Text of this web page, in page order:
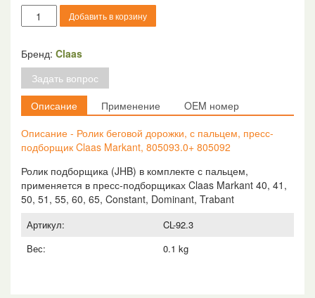
Количество
товара
беговой
дорожки,
пальцем,
пресс-
Claas
Markant,
805093.0+
Добавить в корзину
Бренд: Claas
Задать вопрос
Описание
Применение
OEM номер
Описание - Ролик беговой дорожки, с пальцем, пресс-
подборщик Claas Markant, 805093.0+ 805092
Ролик подборщика (JHB) в комплекте с пальцем,
применяется в пресс-подборщиках Claas Markant 40, 41,
50, 51, 55, 60, 65, Constant, Dominant, Trabant
Артикул:
CL-92.3
Вес:
0.1 kg